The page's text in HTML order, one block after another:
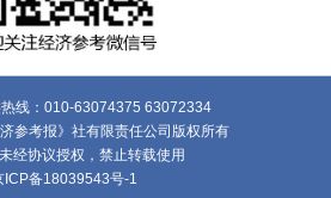
线：010-63074375 63072334
参考报》社有限责任公司版权所有
经协议授权，禁止转载使用
ICP备18039543号-1